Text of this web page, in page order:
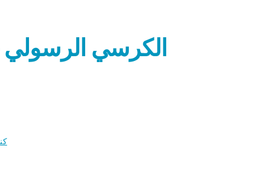
الكرسي الرسولي